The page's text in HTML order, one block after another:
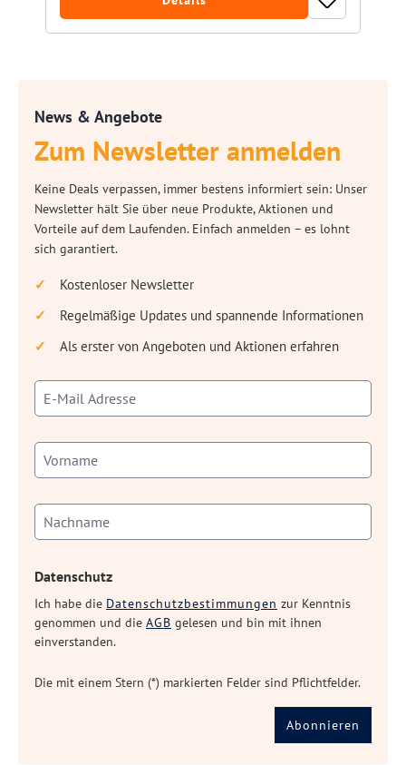
News & Angebote
Zum Newsletter anmelden
Keine Deals verpassen, immer bestens informiert sein: Unser
Newsletter hält Sie über neue Produkte, Aktionen und
Vorteile auf dem Laufenden. Einfach anmelden – es lohnt
sich garantiert.
Kostenloser Newsletter
Regelmäßige Updates und spannende Informationen
Als erster von Angeboten und Aktionen erfahren
Datenschutz
Ich habe die Datenschutzbestimmungen zur Kenntnis
genommen und die AGB gelesen und bin mit ihnen
einverstanden.
Die mit einem Stern (*) markierten Felder sind Pflichtfelder.
Abonnieren